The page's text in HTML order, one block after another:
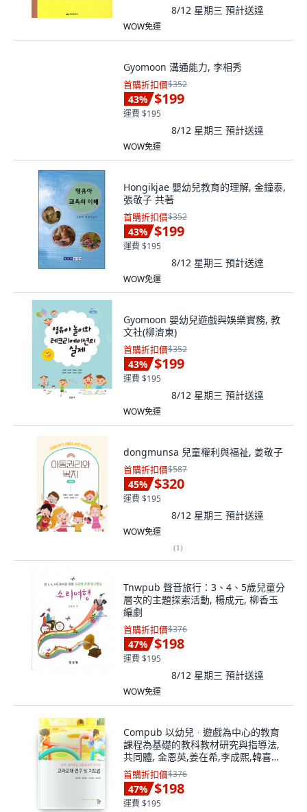
8/12 星期三 預計送達
WOW免運
Gyomoon 溝通能力, 李相秀
首購折扣價$352
43% $199
運費 $195
8/12 星期三 預計送達
WOW免運
Hongikjae 嬰幼兒教育的理解, 金鐘泰,
張敬子 共著
首購折扣價$352
43% $199
運費 $195
8/12 星期三 預計送達
WOW免運
Gyomoon 嬰幼兒遊戲與娛樂實務, 教
文社(柳濟東)
首購折扣價$352
43% $199
運費 $195
8/12 星期三 預計送達
WOW免運
dongmunsa 兒童權利與福祉, 姜敬子
首購折扣價$587
45% $320
運費 $195
8/12 星期三 預計送達
WOW免運
(1)
Tnwpub 聲音旅行：3、4、5歲兒童分
層次的主題探索活動, 楊成元, 柳香玉
編劇
首購折扣價$376
47% $198
運費 $195
8/12 星期三 預計送達
WOW免運
Compub 以幼兒ᆞ遊戲為中心的教育
課程為基礎的教科教材研究與指導法,
共同體, 金恩英,姜在希,李成熙,韓喜慶
共著
首購折扣價$376
47% $198
運費 $195